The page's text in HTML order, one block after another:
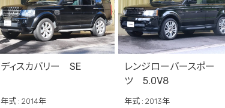
ディスカバリー SE
年式 : 2014年
レンジローバースポー
ツ 5.0V8
年式 : 2013年